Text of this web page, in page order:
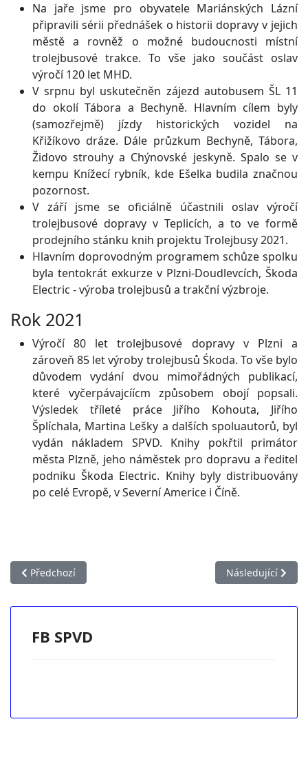
Na jaře jsme pro obyvatele Mariánských Lázní
připravili sérii přednášek o historii dopravy v jejich
městě a rovněž o možné budoucnosti místní
trolejbusové trakce. To vše jako součást oslav
výročí 120 let MHD.
V srpnu byl uskutečněn zájezd autobusem ŠL 11
do okolí Tábora a Bechyně. Hlavním cílem byly
(samozřejmě) jízdy historických vozidel na
Křižíkovo dráze. Dále průzkum Bechyně, Tábora,
Židovo strouhy a Chýnovské jeskyně. Spalo se v
kempu Knížecí rybník, kde Ešelka budila značnou
pozornost.
V září jsme se oficiálně účastnili oslav výročí
trolejbusové dopravy v Teplicích, a to ve formě
prodejního stánku knih projektu Trolejbusy 2021.
Hlavním doprovodným programem schůze spolku
byla tentokrát exkurze v Plzni-Doudlevcích, Škoda
Electric - výroba trolejbusů a trakční výzbroje.
Rok 2021
Výročí 80 let trolejbusové dopravy v Plzni a
zároveň 85 let výroby trolejbusů Śkoda. To vše bylo
důvodem vydání dvou mimořádných publikací,
které vyčerpávajcíícm způsobem obojí popsali.
Výsledek tříleté práce Jiřího Kohouta, Jiřího
Šplíchala, Martina Lešky a dalších spoluautorů, byl
vydán nákladem SPVD. Knihy pokřtil primátor
města Plzně, jeho náměstek pro dopravu a ředitel
podniku Škoda Electric. Knihy byly distribuovány
po celé Evropě, v Severní Americe i Číně.
Předchozí článek: staré stránky Jiřího Hertla
Předchozí Další článek:
Následující
FB SPVD